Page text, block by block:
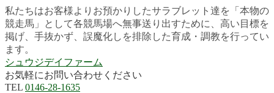
私たちはお客様よりお預かりしたサラブレット達を「本物の
競走馬」として各競馬場へ無事送り出すために、高い目標を
掲げ、手抜かず、誤魔化しを排除した育成・調教を行ってい
ます。
シュウジデイファーム
お気軽にお問い合わせください
TEL 0146-28-1635